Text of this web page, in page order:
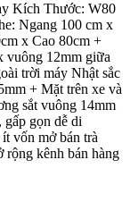
Kích Thước: W80
Ngang 100 cm x
x Cao 80cm +
vuông 12mm giữa
trời máy Nhật sắc
+ Mặt trên xe và
sắt vuông 14mm
gấp gọn dễ di
vốn mở bán trà
rộng kênh bán hàng